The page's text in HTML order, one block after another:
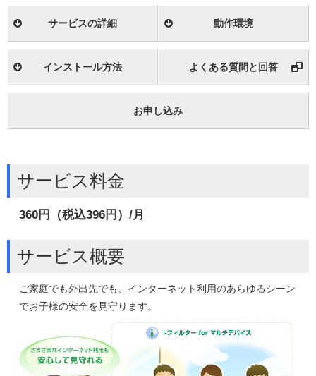
サービスの詳細 動作環境
インストール方法 よくある質問と回答
お申し込み
サービス料金
360円（税込396円）/月
サービス概要
ご家庭でも外出先でも、インターネット利用のあらゆるシーン
でお子様の安全を見守ります。